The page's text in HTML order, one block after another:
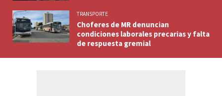
TRANSPORTE
Choferes de MR denuncian
condiciones laborales precarias y falta
de respuesta gremial